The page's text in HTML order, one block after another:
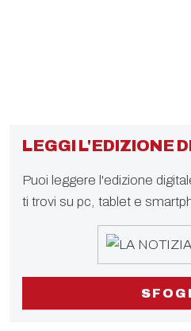
LEGGI L'EDIZIONE
Puoi leggere l'edizione
ti trovi su pc, tablet e